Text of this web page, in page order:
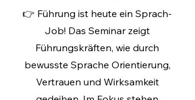
👉 Führung ist heute ein Sprach-
Job! Das Seminar zeigt
Führungskräften, wie durch
bewusste Sprache Orientierung,
Vertrauen und Wirksamkeit